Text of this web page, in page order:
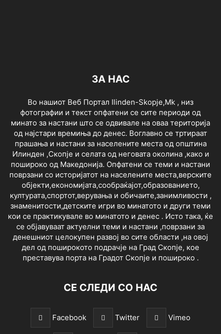
ЗА НАС
Во нашиот Веб Портал Ilinden-Skopje,Mk , низ
фотографии и текст опфатени се сите периоди од
минато за настани што се одвивале на оваа територија
од најстари времиња до денес. Воглавно се тртираат
прашања и настани за населените места од општина
Илинден ,Скопје и селата од неговата околина ,како и
пошироко од Македонија. Опфатени се теми и настани
поврзани со историјатот на населените места,верските
објекти,економијата,сообраќајот,образованието,
културата,спортот,верувања и обичаите,занимливости ,
знаменитости,детските игри во минатото и други теми
кои се практикувале во минатото и денес . Исто така, ќе
се објавуваат актуелни теми и настани ,поврзани за
денешниот целокупен развој во сите области ,на овој
дел од поширокото подрачје на Град Скопје, кое
преставува порта на Градот Скопје и пошироко .
СЕ СЛЕДИ СО НАС
Facebook Twitter Vimeo